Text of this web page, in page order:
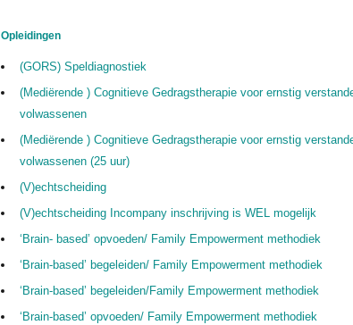
Opleidingen
(GORS) Speldiagnostiek
(Mediërende ) Cognitieve Gedragstherapie voor ernstig
volwassenen
(Mediërende ) Cognitieve Gedragstherapie voor ernstig
volwassenen (25 uur)
(V)echtscheiding
(V)echtscheiding Incompany inschrijving is WEL mogelijk
‘Brain- based’ opvoeden/ Family Empowerment methodiek
‘Brain-based’ begeleiden/ Family Empowerment methodiek
‘Brain-based’ begeleiden/Family Empowerment methodiek
‘Brain-based’ opvoeden/ Family Empowerment methodiek